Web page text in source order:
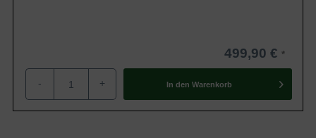
499,90 €
- + In den Warenkorb